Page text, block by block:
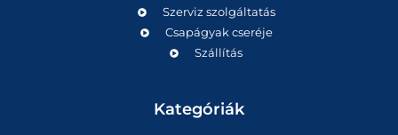
Szerviz szolgáltatás
Csapágyak cseréje
Szállítás
Kategóriák